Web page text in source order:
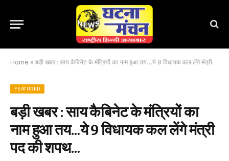
Home » बड़ी खबर : साय कैबिनेट के मंत्रियों का नाम हुआ तय…ये 9 विधायक कल लेंगे मंत्री पद की शपथ…
FEATURED
बड़ी खबर : साय कैबिनेट के मंत्रियों का
नाम हुआ तय…ये 9 विधायक कल लेंगे मंत्री
पद की शपथ…